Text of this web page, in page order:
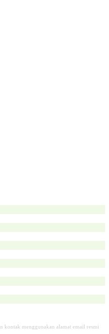
kontak menggunakan alamat email resmi